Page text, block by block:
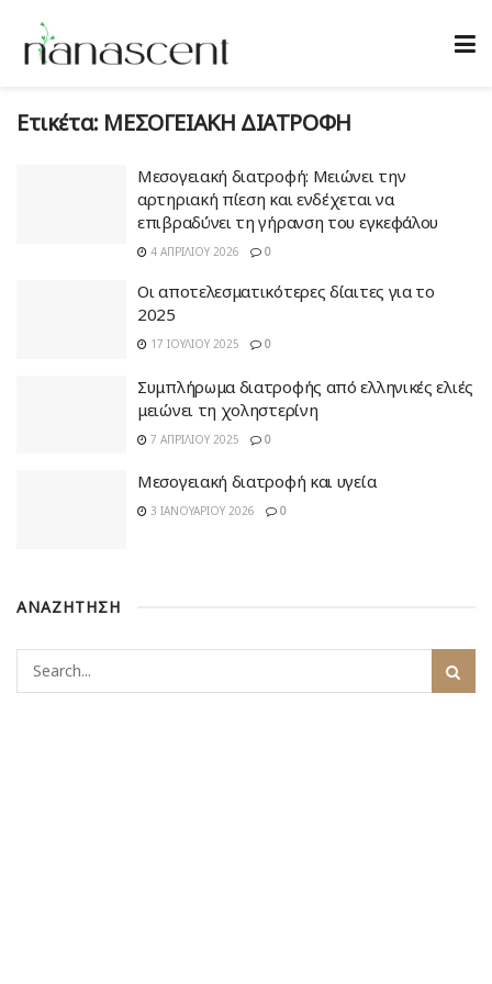
Ετικέτα: ΜΕΣΟΓΕΙΑΚΗ ΔΙΑΤΡΟΦΗ
Μεσογειακή διατροφή: Μειώνει την
αρτηριακή πίεση και ενδέχεται να
επιβραδύνει τη γήρανση του εγκεφάλου
4 ΑΠΡΙΛΊΟΥ 2026 0
Οι αποτελεσματικότερες δίαιτες για το
2025
17 ΙΟΥΛΊΟΥ 2025 0
Συμπλήρωμα διατροφής από ελληνικές ελιές
μειώνει τη χοληστερίνη
7 ΑΠΡΙΛΊΟΥ 2025 0
Μεσογειακή διατροφή και υγεία
3 ΙΑΝΟΥΑΡΊΟΥ 2026 0
ΑΝΑΖΗΤΗΣΗ